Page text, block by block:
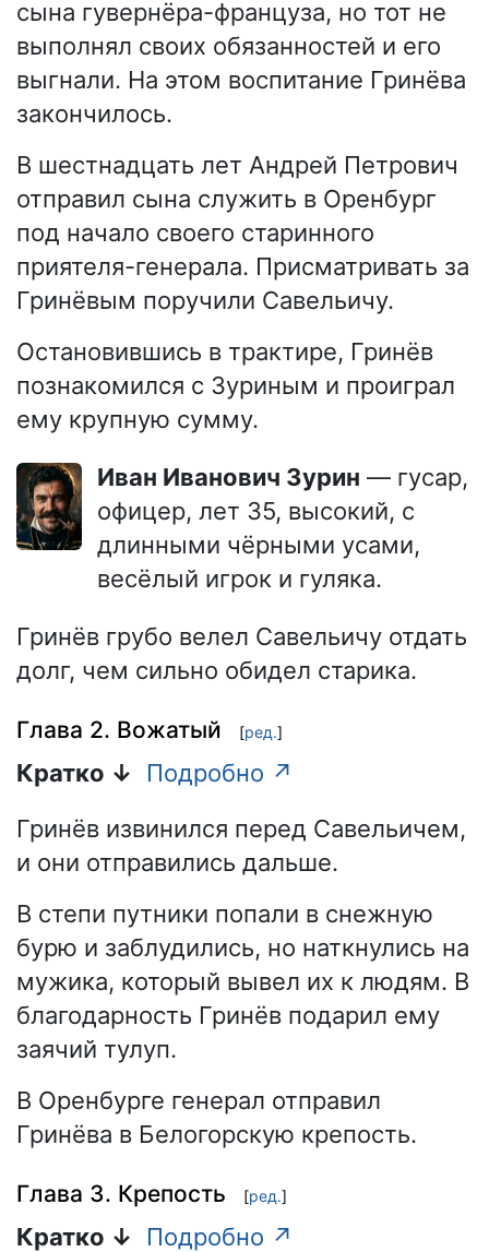
сына гувернёра-француза, но тот не
выполнял своих обязанностей и его
выгнали. На этом воспитание Гринёва
закончилось.
В шестнадцать лет Андрей Петрович
отправил сына служить в Оренбург
под начало своего старинного
приятеля-генерала. Присматривать за
Гринёвым поручили Савельичу.
Остановившись в трактире, Гринёв
познакомился с Зуриным и проиграл
ему крупную сумму.
Иван Иванович Зурин — гусар,
офицер, лет 35, высокий, с
длинными чёрными усами,
весёлый игрок и гуляка.
Гринёв грубо велел Савельичу отдать
долг, чем сильно обидел старика.
Глава 2. Вожатый [ред.]
Кратко ↓
Подробно ↗
Гринёв извинился перед Савельичем,
и они отправились дальше.
В степи путники попали в снежную
бурю и заблудились, но наткнулись на
мужика, который вывел их к людям. В
благодарность Гринёв подарил ему
заячий тулуп.
В Оренбурге генерал отправил
Гринёва в Белогорскую крепость.
Глава 3. Крепость [ред.]
Кратко ↓
Подробно ↗